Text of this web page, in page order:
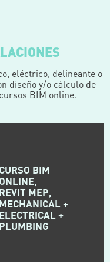
eléctrico, delineante o
diseño y/o cálculo de
BIM online.
CURSO BIM
ONLINE,
REVIT MEP,
MECHANICAL +
ELECTRICAL +
PLUMBING